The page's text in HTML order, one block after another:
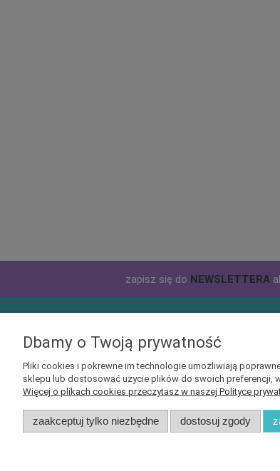
zapisz się do NEWSLETTERA
Informacje
Czas i koszty dostawy
Wysyłka zagraniczna
Dbamy o Twoją prywatność
Pliki cookies i pokrewne im technologie umożliwiają
sklepu lub dostosować użycie plików do swoich preferencji,
Więcej o plikach cookies przeczytasz w naszej Polityce
zaakceptuj tylko niezbędne dostosuj zgody